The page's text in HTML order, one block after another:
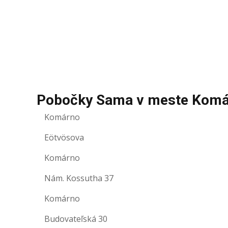
Pobočky Sama v meste
Komárno
Eötvösova
Komárno
Nám. Kossutha 37
Komárno
Budovateľská 30